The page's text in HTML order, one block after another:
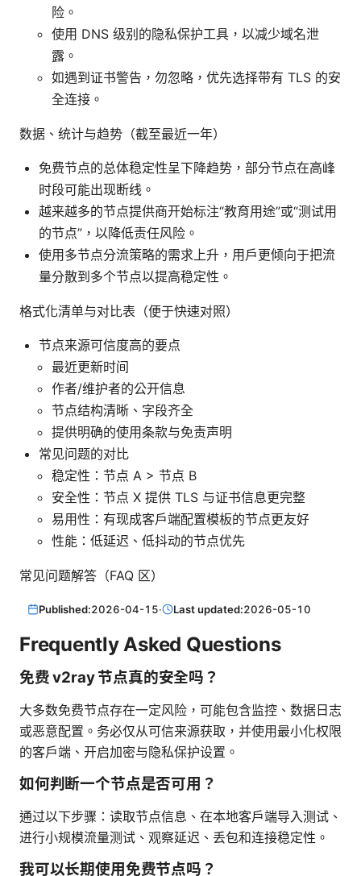
险。
使用 DNS 级别的隐私保护工具，以减少域名泄
露。
如遇到证书警告，勿忽略，优先选择带有 TLS 的安
全连接。
数据、统计与趋势（截至最近一年）
免费节点的总体稳定性呈下降趋势，部分节点在高峰
时段可能出现断线。
越来越多的节点提供商开始标注“教育用途”或“测试用
的节点”，以降低责任风险。
使用多节点分流策略的需求上升，用户更倾向于把流
量分散到多个节点以提高稳定性。
格式化清单与对比表（便于快速对照）
节点来源可信度高的要点
最近更新时间
作者/维护者的公开信息
节点结构清晰、字段齐全
提供明确的使用条款与免责声明
常见问题的对比
稳定性：节点 A > 节点 B
安全性：节点 X 提供 TLS 与证书信息更完整
易用性：有现成客户端配置模板的节点更友好
性能：低延迟、低抖动的节点优先
常见问题解答（FAQ 区）
Published:2026-04-15· Last updated:2026-05-10
Frequently Asked Questions
免费 v2ray 节点真的安全吗？
大多数免费节点存在一定风险，可能包含监控、数据日志
或恶意配置。务必仅从可信来源获取，并使用最小化权限
的客户端、开启加密与隐私保护设置。
如何判断一个节点是否可用？
通过以下步骤：读取节点信息、在本地客户端导入测试、
进行小规模流量测试、观察延迟、丢包和连接稳定性。
我可以长期使用免费节点吗？